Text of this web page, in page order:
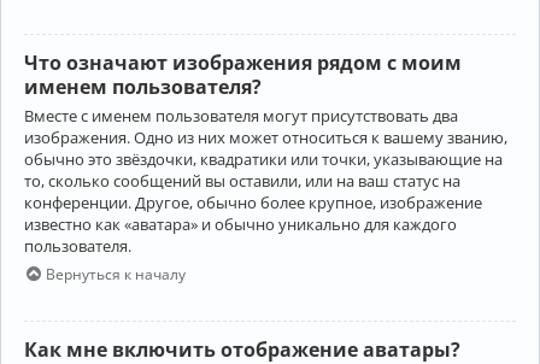
Что означают изображения рядом с моим
именем пользователя?
Вместе с именем пользователя могут присутствовать два
изображения. Одно из них может относиться к вашему званию,
обычно это звёздочки, квадратики или точки, указывающие на
то, сколько сообщений вы оставили, или на ваш статус на
конференции. Другое, обычно более крупное, изображение
известно как «аватара» и обычно уникально для каждого
пользователя.
Вернуться к началу
Как мне включить отображение аватары?